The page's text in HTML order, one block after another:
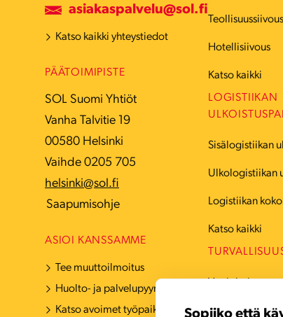
Sopiiko että
asiakaspalvelu@sol.fi
Katso kaikki yhteystiedot
PÄÄTOIMIPISTE
SOL Suomi Yhtiöt
Vanha Talvitie 19
00580 Helsinki
Vaihde 0205 705
helsinki@sol.fi
Saapumisohje
ASIOI KANSSAMME
Tee muuttoilmoitus
Huolto- ja palvelupyyntö
Katso avoimet työpaikat
Teollisuussiivous
Hotellisiivous
Katso kaikki
LOGISTIIKAN
Sisälogistiikan
Ulkologistiikan
Logistiikan
Katso kaikki